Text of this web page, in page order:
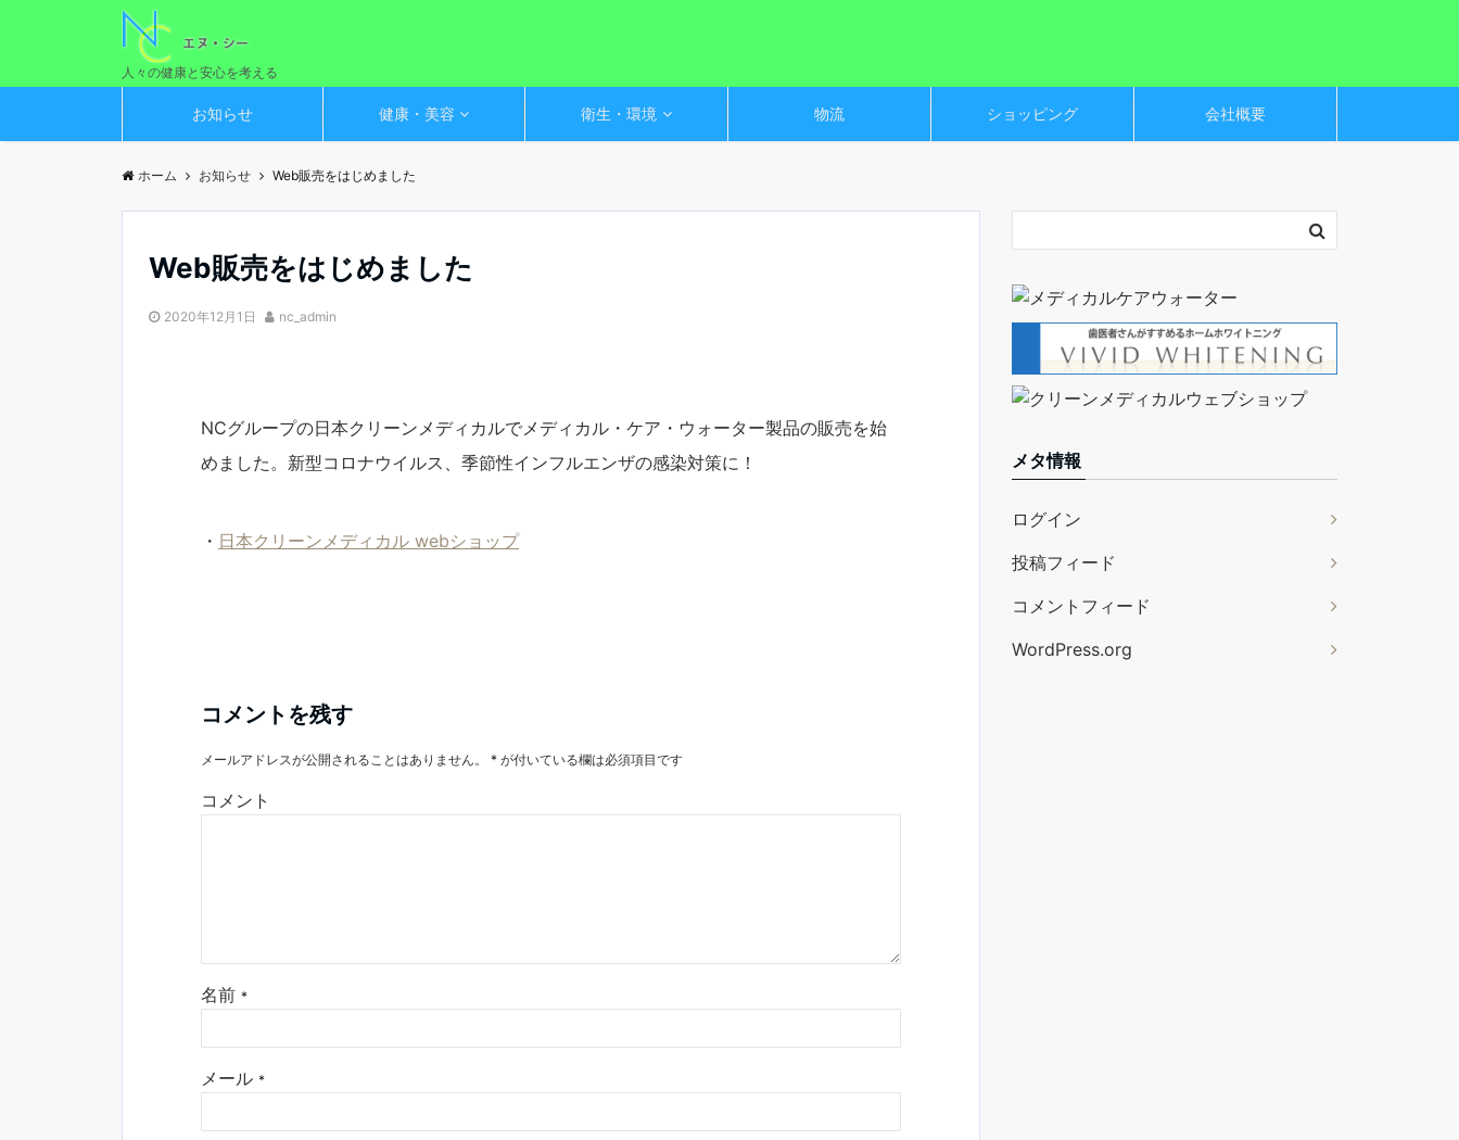
人々の健康と安心を考える
お知らせ 健康・美容 衛生・環境 物流 ショッピング 会社概要
ホーム お知らせ Web販売をはじめました
Web販売をはじめました
2020年12月1日 nc_admin
NCグループの日本クリーンメディカルでメディカル・ケア・ウォーター製品の販売を始
めました。新型コロナウイルス、季節性インフルエンザの感染対策に！
・ 日本クリーンメディカル webショップ
コメントを残す
メールアドレスが公開されることはありません。 * が付いている欄は必須項目です
コメント
名前 *
メール *
メタ情報
ログイン
投稿フィード
コメントフィード
WordPress.org